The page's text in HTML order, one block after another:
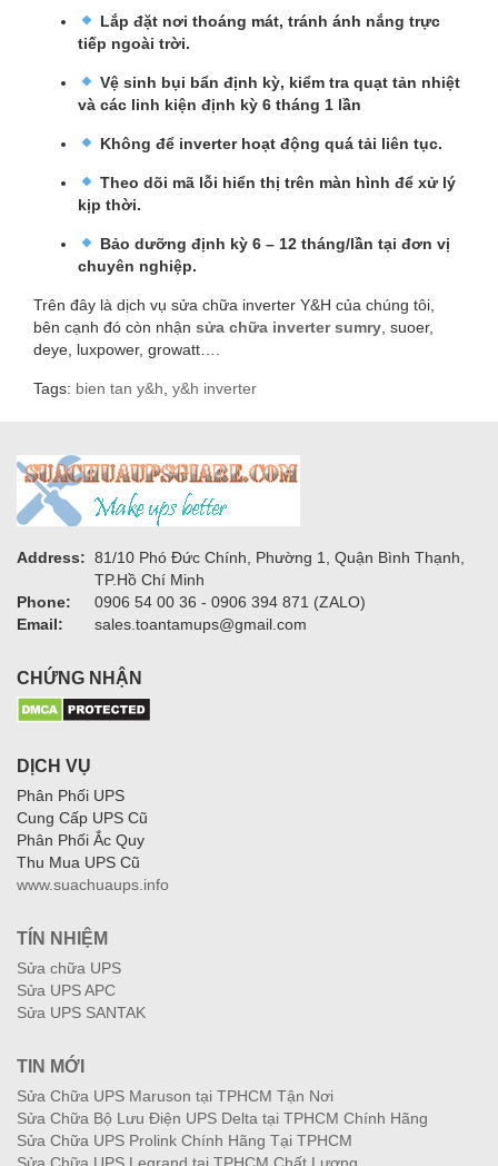
Lắp đặt nơi thoáng mát, tránh ánh nắng trực
tiếp ngoài trời.
Vệ sinh bụi bẩn định kỳ, kiểm tra quạt tản nhiệt
và các linh kiện định kỳ 6 tháng 1 lần
Không để inverter hoạt động quá tải liên tục.
Theo dõi mã lỗi hiển thị trên màn hình để xử lý
kịp thời.
Bảo dưỡng định kỳ 6 – 12 tháng/lần tại đơn vị
chuyên nghiệp.
Trên đây là dịch vụ sửa chữa inverter Y&H của chúng tôi,
bên cạnh đó còn nhận sửa chữa inverter sumry , suoer,
deye, luxpower, growatt….
Tags: bien tan y&h y&h inverter
Address: 81/10 Phó Đức Chính, Phường 1, Quận Bình Thạnh,
TP.Hồ Chí Minh
Phone:
0906 54 00 36 - 0906 394 871 (ZALO)
Email:
sales.toantamups@gmail.com
CHỨNG NHẬN
DỊCH VỤ
Phân Phối UPS
Cung Cấp UPS Cũ
Phân Phối Ắc Quy
Thu Mua UPS Cũ
www.suachuaups.info
TÍN NHIỆM
Sửa chữa UPS
Sửa UPS APC
Sửa UPS SANTAK
TIN MỚI
Sửa Chữa UPS Maruson tại TPHCM Tận Nơi
Sửa Chữa Bộ Lưu Điện UPS Delta tại TPHCM Chính Hãng
Sửa Chữa UPS Prolink Chính Hãng Tại TPHCM